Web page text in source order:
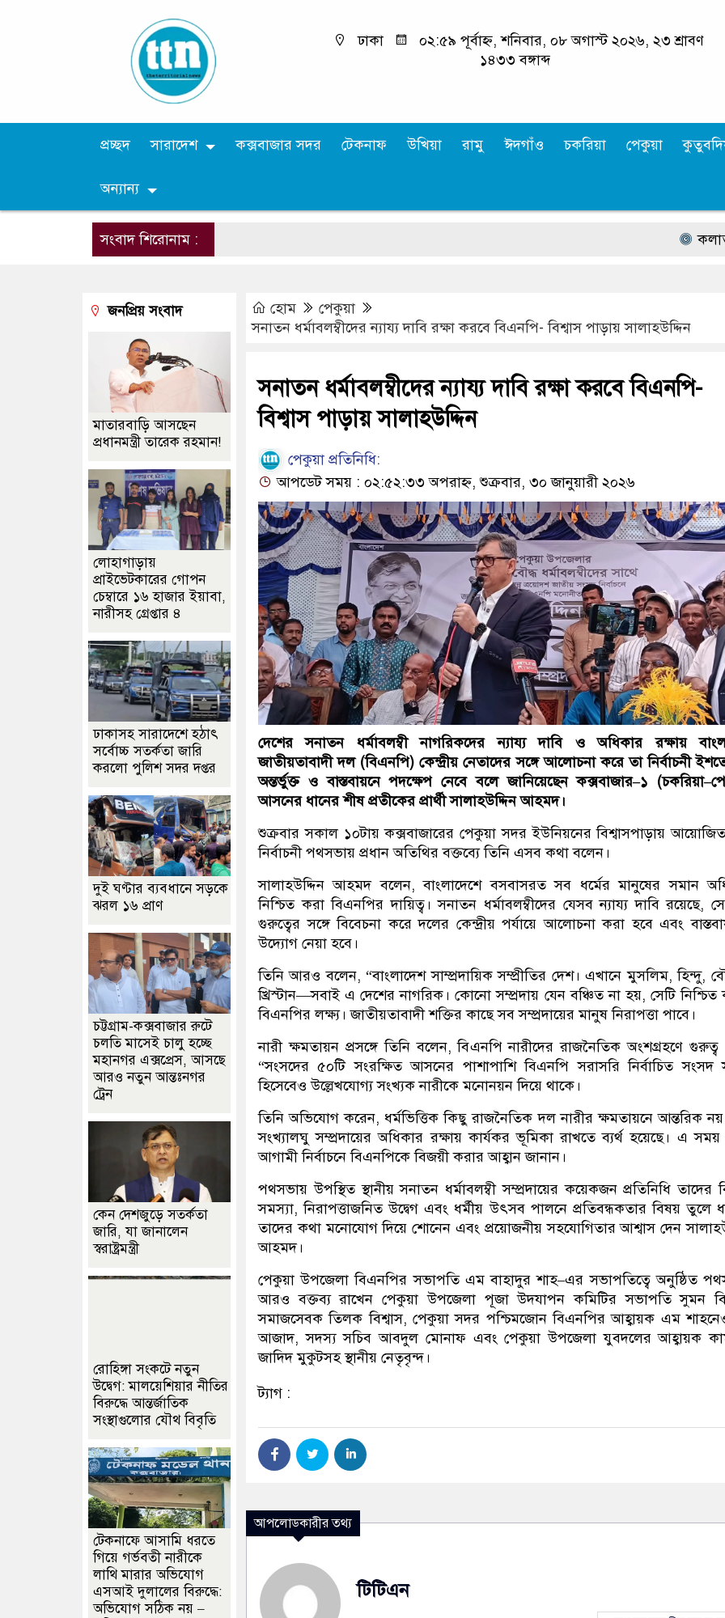
ঢাকা
০২:৫৯ পূর্বাহ্ন, শনিবার, ০৮ অগাস্ট ২০২৬, ২৩ শ্রাবণ
১৪৩৩ বঙ্গাব্দ
প্রচ্ছদ সারাদেশ কক্সবাজার সদর টেকনাফ উখিয়া রামু ঈদগাঁও চকরিয়া পেকুয়া
অন্যান্য
সংবাদ শিরোনাম : কলাতলী
হোম
পেকুয়া
সনাতন ধর্মাবলম্বীদের ন্যায্য দাবি রক্ষা করবে বিএনপি- বিশ্বাস পাড়ায় সালাহউদ্দিন
সনাতন ধর্মাবলম্বীদের ন্যায্য দাবি রক্ষা করবে বিএনপি-
বিশ্বাস পাড়ায় সালাহউদ্দিন
পেকুয়া প্রতিনিধি:
আপডেট সময় : ০২:৫২:৩৩ অপরাহ্ন, শুক্রবার, ৩০ জানুয়ারী ২০২৬
দেশের সনাতন ধর্মাবলম্বী নাগরিকদের ন্যায্য দাবি ও অধিকার রক্ষায়
জাতীয়তাবাদী দল (বিএনপি) কেন্দ্রীয় নেতাদের সঙ্গে আলোচনা করে তা নির্বাচনী
অন্তর্ভুক্ত ও বাস্তবায়নে পদক্ষেপ নেবে বলে জানিয়েছেন কক্সবাজার–১
আসনের ধানের শীষ প্রতীকের প্রার্থী সালাহউদ্দিন আহমদ।
শুক্রবার সকাল ১০টায় কক্সবাজারের পেকুয়া সদর ইউনিয়নের বিশ্বাসপাড়ায়
নির্বাচনী পথসভায় প্রধান অতিথির বক্তব্যে তিনি এসব কথা বলেন।
সালাহউদ্দিন আহমদ বলেন, বাংলাদেশে বসবাসরত সব ধর্মের মানুষের সমান
নিশ্চিত করা বিএনপির দায়িত্ব। সনাতন ধর্মাবলম্বীদের যেসব ন্যায্য দাবি রয়েছে,
গুরুত্বের সঙ্গে বিবেচনা করে দলের কেন্দ্রীয় পর্যায়ে আলোচনা করা হবে এবং
উদ্যোগ নেয়া হবে।
তিনি আরও বলেন, “বাংলাদেশ সাম্প্রদায়িক সম্প্রীতির দেশ। এখানে মুসলিম, হিন্দু,
খ্রিস্টান—সবাই এ দেশের নাগরিক। কোনো সম্প্রদায় যেন বঞ্চিত না হয়, সেটি নিশ্চিত
বিএনপির লক্ষ্য। জাতীয়তাবাদী শক্তির কাছে সব সম্প্রদায়ের মানুষ নিরাপত্তা পাবে।
নারী ক্ষমতায়ন প্রসঙ্গে তিনি বলেন, বিএনপি নারীদের রাজনৈতিক অংশগ্রহণে গুরুত্ব
“সংসদের ৫০টি সংরক্ষিত আসনের পাশাপাশি বিএনপি সরাসরি নির্বাচিত সংসদ
হিসেবেও উল্লেখযোগ্য সংখ্যক নারীকে মনোনয়ন দিয়ে থাকে।
তিনি অভিযোগ করেন, ধর্মভিত্তিক কিছু রাজনৈতিক দল নারীর ক্ষমতায়নে আন্তরিক
সংখ্যালঘু সম্প্রদায়ের অধিকার রক্ষায় কার্যকর ভূমিকা রাখতে ব্যর্থ হয়েছে। এ সময়
আগামী নির্বাচনে বিএনপিকে বিজয়ী করার আহ্বান জানান।
পথসভায় উপস্থিত স্থানীয় সনাতন ধর্মাবলম্বী সম্প্রদায়ের কয়েকজন প্রতিনিধি তাদের
সমস্যা, নিরাপত্তাজনিত উদ্বেগ এবং ধর্মীয় উৎসব পালনে প্রতিবন্ধকতার বিষয় তুলে
তাদের কথা মনোযোগ দিয়ে শোনেন এবং প্রয়োজনীয় সহযোগিতার আশ্বাস দেন
আহমদ।
পেকুয়া উপজেলা বিএনপির সভাপতি এম বাহাদুর শাহ–এর সভাপতিত্বে অনুষ্ঠিত
আরও বক্তব্য রাখেন পেকুয়া উপজেলা পূজা উদযাপন কমিটির সভাপতি সুমন
সমাজসেবক তিলক বিশ্বাস, পেকুয়া সদর পশ্চিমজোন বিএনপির আহ্বায়ক এম
আজাদ, সদস্য সচিব আবদুল মোনাফ এবং পেকুয়া উপজেলা যুবদলের আহ্বায়ক
জাদিদ মুকুটসহ স্থানীয় নেতৃবৃন্দ।
ট্যাগ :
আপলোডকারীর তথ্য
টিটিএন
জনপ্রিয় সংবাদ
মাতারবাড়ি আসছেন
প্রধানমন্ত্রী তারেক রহমান!
লোহাগাড়ায়
প্রাইভেটকারের গোপন
চেম্বারে ১৬ হাজার ইয়াবা,
নারীসহ গ্রেপ্তার ৪
ঢাকাসহ সারাদেশে হঠাৎ
সর্বোচ্চ সতর্কতা জা‌রি
করলো পুলিশ সদর দপ্তর
দুই ঘণ্টার ব্যবধানে সড়কে
ঝরল ১৬ প্রাণ
চট্টগ্রাম-কক্সবাজার রুটে
চলতি মাসেই চালু হচ্ছে
মহানগর এক্সপ্রেস, আসছে
আরও নতুন আন্তঃনগর
ট্রেন
কেন দেশজুড়ে সতর্কতা
জারি, যা জানালেন
স্বরাষ্ট্রমন্ত্রী
রোহিঙ্গা সংকটে নতুন
উদ্বেগ: মালয়েশিয়ার নীতির
বিরুদ্ধে আন্তর্জাতিক
সংস্থাগুলোর যৌথ বিবৃতি
টেকনাফে আসামি ধরতে
গিয়ে গর্ভবতী নারীকে
লাথি মারার অভিযোগ
এসআই দুলালের বিরুদ্ধে:
অভিযোগ সঠিক নয় –